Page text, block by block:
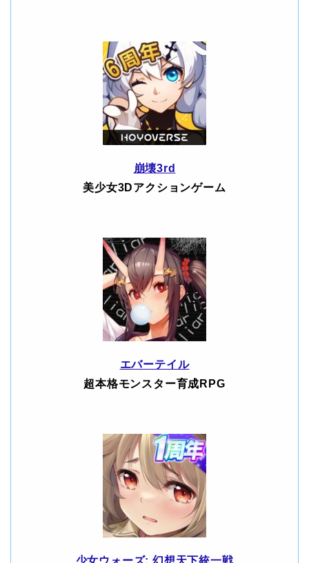
崩壊3rd
美少女3Dアクションゲーム
エバーテイル
超本格モンスター育成RPG